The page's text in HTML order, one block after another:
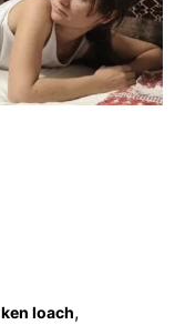
ken loach,